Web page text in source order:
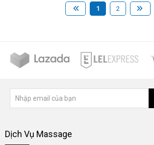
1 2
Dịch Vụ Massage